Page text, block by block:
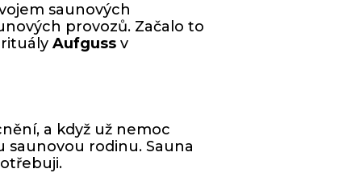
saunových
provozů. Začalo to
Aufguss v
a když už nemoc
saunovou rodinu. Sauna